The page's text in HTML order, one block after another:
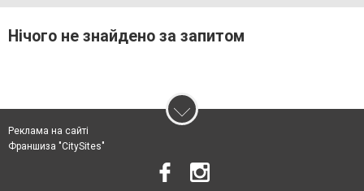
Нічого не знайдено за запитом
Реклама на сайті
Франшиза "CitySites"